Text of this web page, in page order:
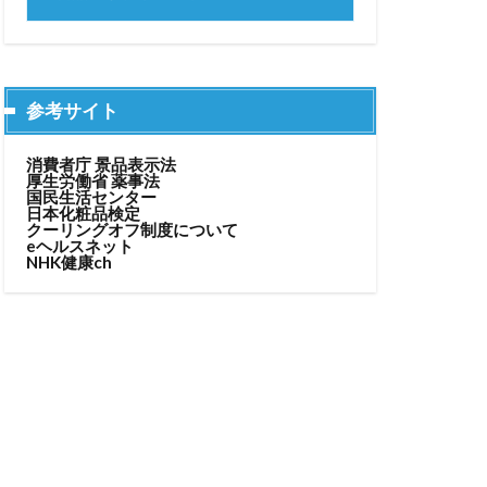
参考サイト
消費者庁 景品表示法
厚生労働省 薬事法
国民生活センター
日本化粧品検定
クーリングオフ制度について
eヘルスネット
NHK健康ch